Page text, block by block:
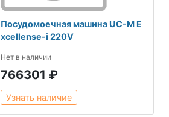
Посудомоечная машина UC-M E
xcellense-i 220V
Нет в наличии
766301 ₽
Узнать наличие